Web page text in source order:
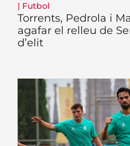
| Futbol
Torrents, Pedrola i
agafar el relleu de
d’elit